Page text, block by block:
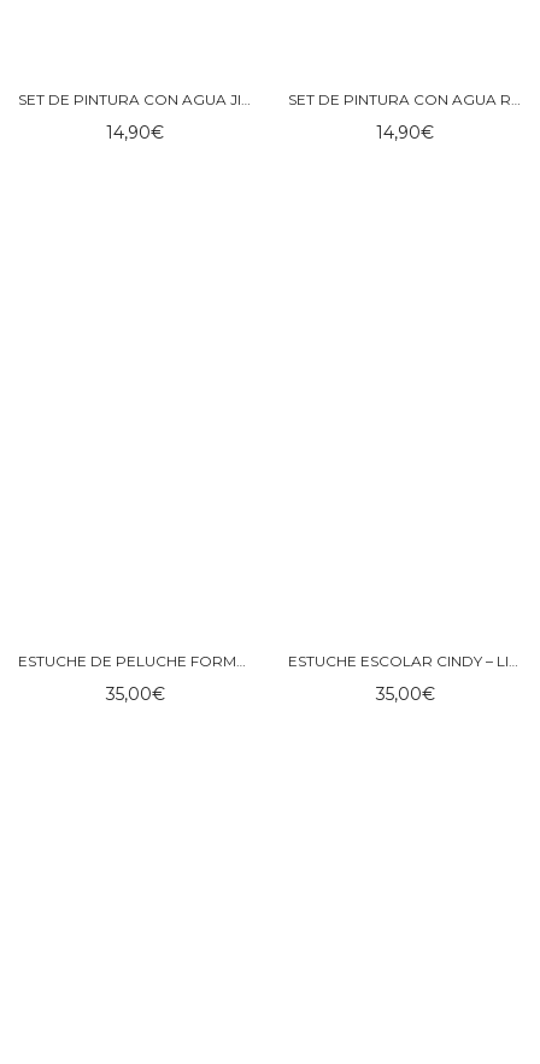
SET DE PINTURA CON AGUA JIM VEHÍCULOS – LITTLE DUTCH
14,90€
SET DE PINTURA CON AGUA ROSA FAIRY GARDEN – LITTLE DUTCH
14,90€
ESTUCHE DE PELUCHE FORMA DE COONEJITO DALINA – LIEWOOD
35,00€
ESTUCHE ESCOLAR CINDY – LIEWOOD
35,00€